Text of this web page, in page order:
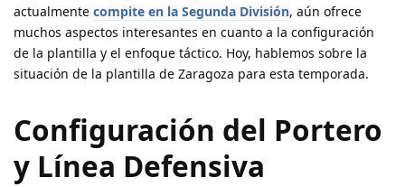
actualmente compite en la Segunda División, aún ofrece
muchos aspectos interesantes en cuanto a la configuración
de la plantilla y el enfoque táctico. Hoy, hablemos sobre la
situación de la plantilla de Zaragoza para esta temporada.
Configuración del Portero
y Línea Defensiva